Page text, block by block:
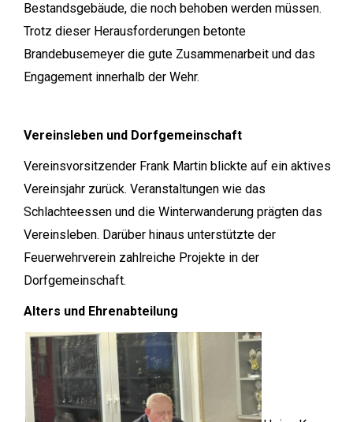
Bestandsgebäude, die noch behoben werden müssen.
Trotz dieser Herausforderungen betonte
Brandebusemeyer die gute Zusammenarbeit und das
Engagement innerhalb der Wehr.
Vereinsleben und Dorfgemeinschaft
Vereinsvorsitzender Frank Martin blickte auf ein aktives
Vereinsjahr zurück. Veranstaltungen wie das
Schlachteessen und die Winterwanderung prägten das
Vereinsleben. Darüber hinaus unterstützte der
Feuerwehrverein zahlreiche Projekte in der
Dorfgemeinschaft.
Alters und Ehrenabteilung